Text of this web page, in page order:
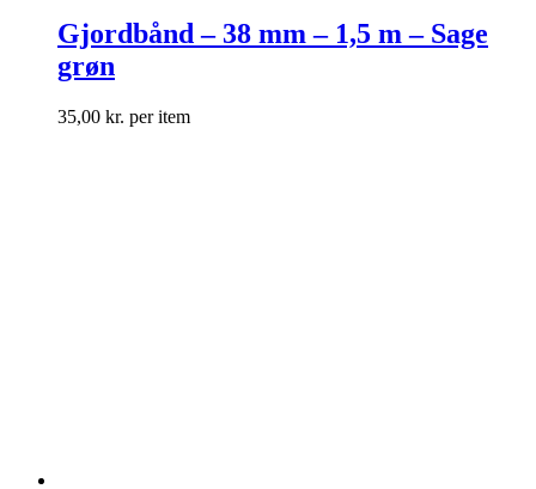
Gjordbånd – 38 mm – 1,5 m – Sage
grøn
35,00 kr. per item